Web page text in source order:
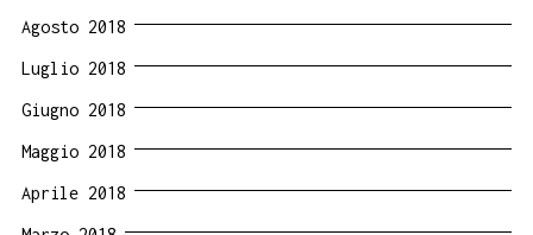
Agosto 2018
Luglio 2018
Giugno 2018
Maggio 2018
Aprile 2018